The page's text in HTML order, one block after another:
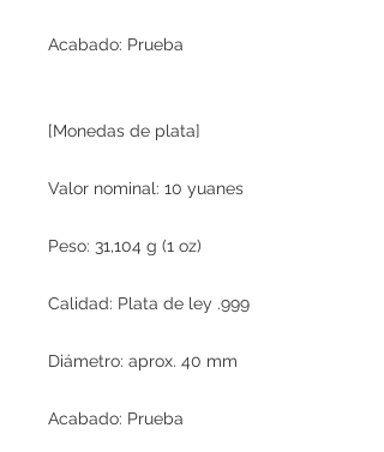
Acabado: Prueba
[Monedas de plata]
Valor nominal: 10 yuanes
Peso: 31,104 g (1 oz)
Calidad: Plata de ley .999
Diámetro: aprox. 40 mm
Acabado: Prueba